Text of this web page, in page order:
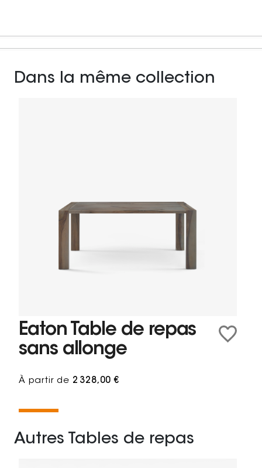
Dans la même collection
Eaton Table de repas
sans allonge
À partir de 2 328,00 €
Autres Tables de repas